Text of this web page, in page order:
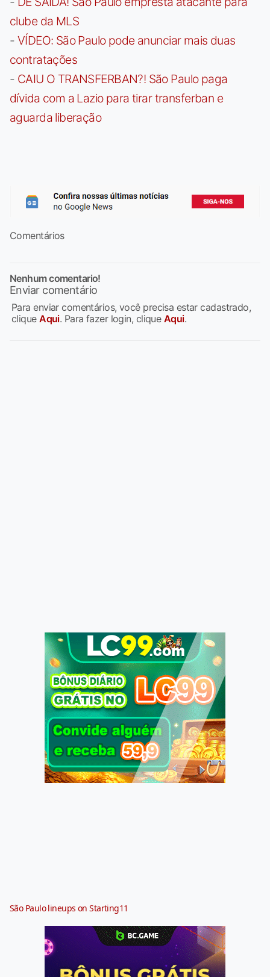
clube da MLS
- VÍDEO: São Paulo pode anunciar mais duas
contratações
- CAIU O TRANSFERBAN?! São Paulo paga
dívida com a Lazio para tirar transferban e
aguarda liberação
Comentários
Nenhum comentario!
Enviar comentário
Para enviar comentários, você precisa estar cadastrado,
cliqueAqui. Para fazer login, clique Aqui.
São Paulo lineups on Starting11